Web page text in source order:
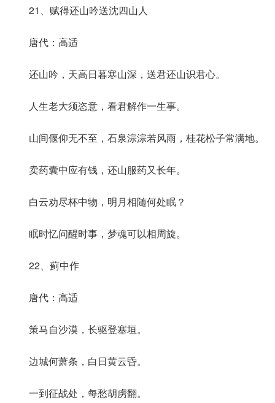
21、赋得还山吟送沈四山人
唐代：高适
还山吟，天高日暮寒山深，送君还山识君心。
人生老大须恣意，看君解作一生事。
山间偃仰无不至，石泉淙淙若风雨，桂花松子常满地。
卖药囊中应有钱，还山服药又长年。
白云劝尽杯中物，明月相随何处眠？
眠时忆问醒时事，梦魂可以相周旋。
22、蓟中作
唐代：高适
策马自沙漠，长驱登塞垣。
边城何萧条，白日黄云昏。
一到征战处，每愁胡虏翻。